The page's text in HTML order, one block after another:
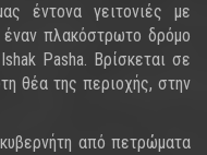
έντονα γειτονιές με
έναν πλακόστρωτο δρόμο
Pasha. Βρίσκεται σε
θέα της περιοχής, στην
από πετρώματα